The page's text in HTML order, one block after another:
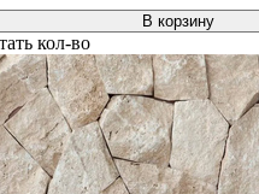
В корзину
кол-во